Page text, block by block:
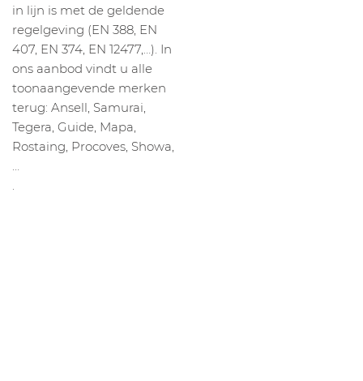
in lijn is met de geldende
regelgeving (EN 388, EN
407, EN 374, EN 12477,…). In
ons aanbod vindt u alle
toonaangevende merken
terug: Ansell, Samurai,
Tegera, Guide, Mapa,
Rostaing, Procoves, Showa,
…
.